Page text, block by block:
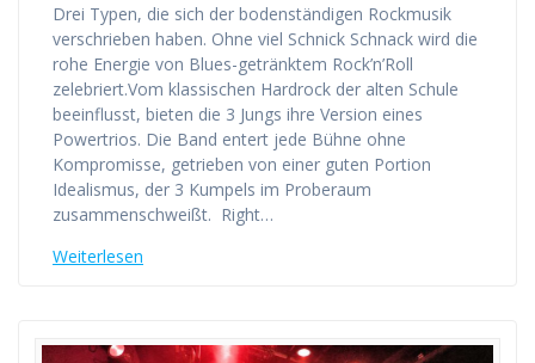
Drei Typen, die sich der bodenständigen Rockmusik
verschrieben haben. Ohne viel Schnick Schnack wird die
rohe Energie von Blues-getränktem Rock’n’Roll
zelebriert.Vom klassischen Hardrock der alten Schule
beeinflusst, bieten die 3 Jungs ihre Version eines
Powertrios. Die Band entert jede Bühne ohne
Kompromisse, getrieben von einer guten Portion
Idealismus, der 3 Kumpels im Proberaum
zusammenschweißt. Right…
Weiterlesen